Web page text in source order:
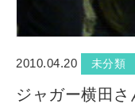
2010.04.20 未分類
ジャガー横田さ